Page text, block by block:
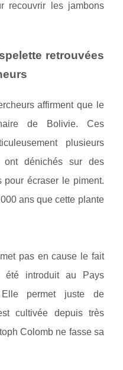
recouvrir les jambons
retrouvées
affirment que le
de Bolivie. Ces
plusieurs
ont dénichés sur des
pour écraser le piment.
ans que cette plante
pas en cause le fait
été introduit au Pays
permet juste de
cultivée depuis très
Colomb ne fasse sa